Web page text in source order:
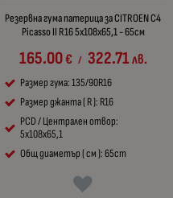
Резервна гума патерица за CITROEN C4
Picasso II R16 5x108x65,1 - 65см
165.00€ / 322.71лв.
Размер гума: 135/90R16
Размер джанта ( R ): R16
PCD / Централен отвор:
5x108x65,1
Общ диаметър ( см ): 65cm